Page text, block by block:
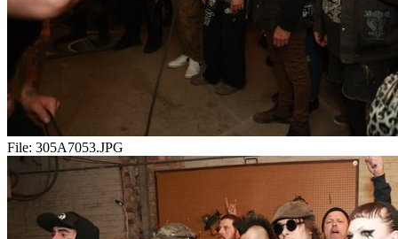
File: 305A7053.JPG